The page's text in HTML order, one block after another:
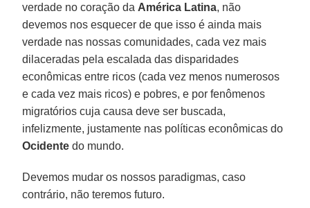
verdade no coração da América Latina, não
devemos nos esquecer de que isso é ainda mais
verdade nas nossas comunidades, cada vez mais
dilaceradas pela escalada das disparidades
econômicas entre ricos (cada vez menos numerosos
e cada vez mais ricos) e pobres, e por fenômenos
migratórios cuja causa deve ser buscada,
infelizmente, justamente nas políticas econômicas do
Ocidente do mundo.
Devemos mudar os nossos paradigmas, caso
contrário, não teremos futuro.